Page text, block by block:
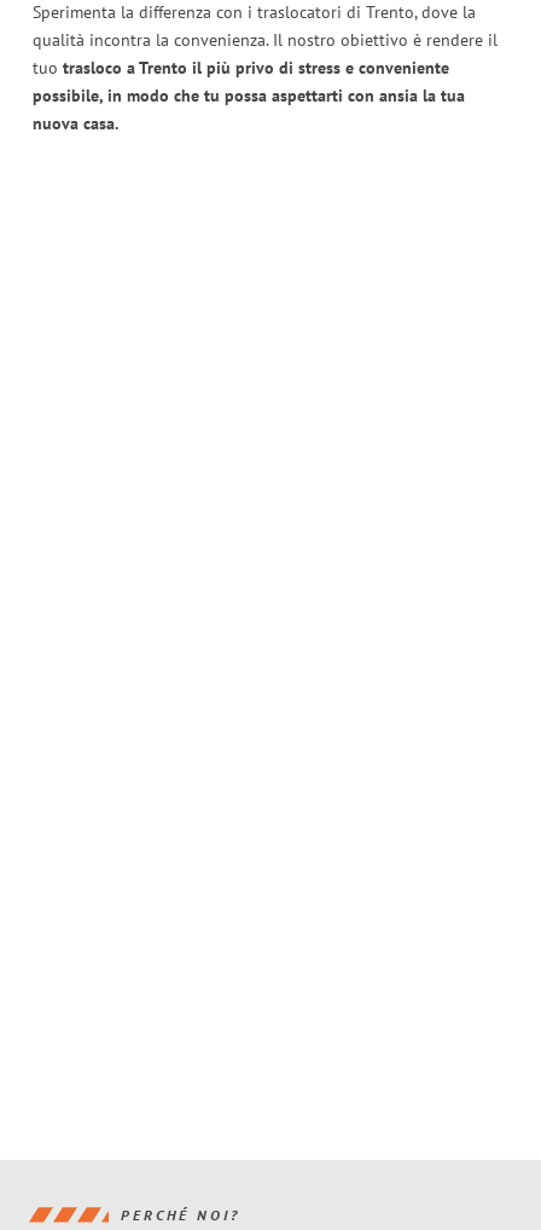
Sperimenta la differenza con i traslocatori di Trento, dove la
qualità incontra la convenienza. Il nostro obiettivo è rendere il
tuo trasloco a Trento il più privo di stress e conveniente
possibile, in modo che tu possa aspettarti con ansia la tua
nuova casa.
PERCHÉ NOI?